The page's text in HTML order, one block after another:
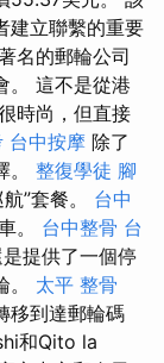
建立聯繫的重要
名的郵輪公司
。 這不是從港
時尚，但直接
台中按摩 除了
。 整復學徒 腳
”套餐。 台中
。 台中整骨 台
提供了一個停
。 太平 整骨
移到達郵輪碼
和Qito la